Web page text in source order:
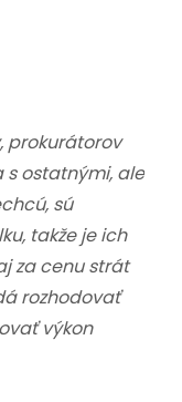
prokurátorov
ostatnými, ale
sú
takže je ich
za cenu strát
rozhodovať
výkon